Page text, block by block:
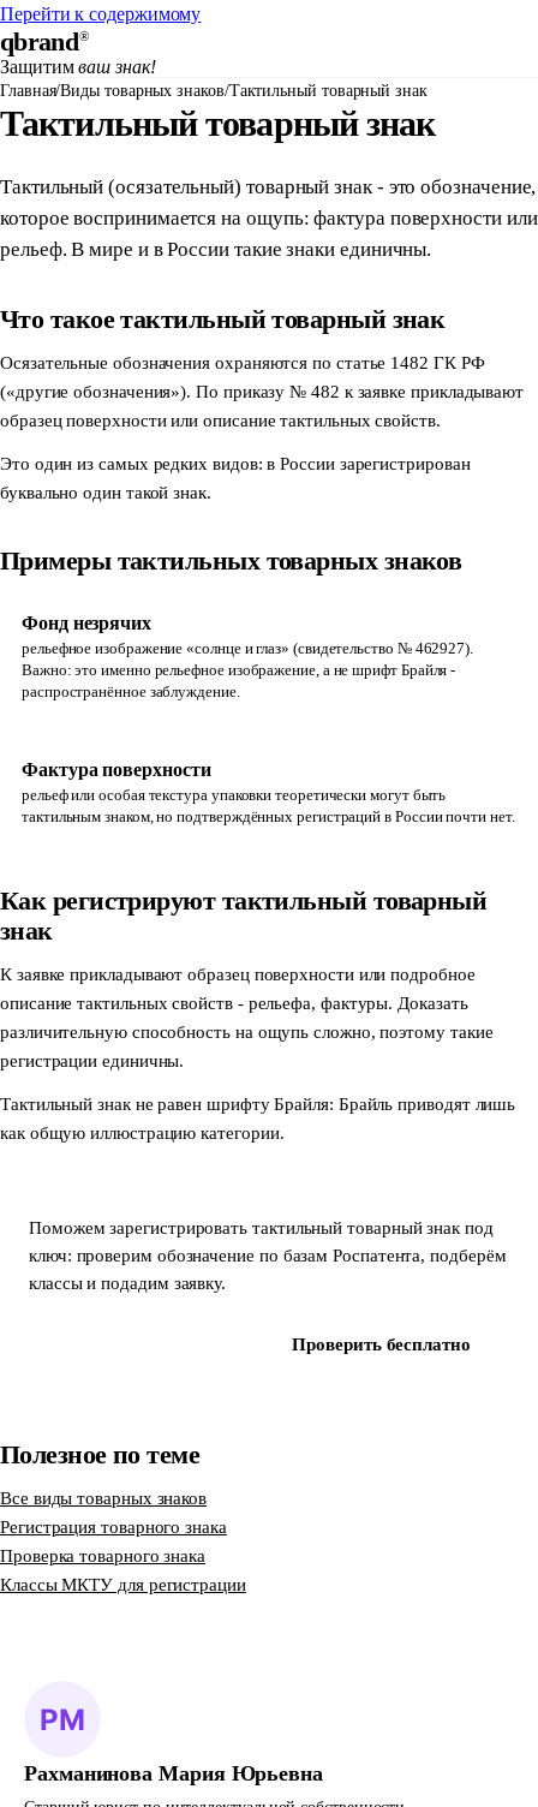
Перейти к содержимому
qbrand®
Защитимваш знак!
Главная/Виды товарных знаков/Тактильный товарный знак
Тактильный товарный знак
Тактильный (осязательный) товарный знак - это обозначение,
которое воспринимается на ощупь: фактура поверхности или
рельеф. В мире и в России такие знаки единичны.
Что такое тактильный товарный знак
Осязательные обозначения охраняются по статье 1482 ГК РФ
(«другие обозначения»). По приказу № 482 к заявке прикладывают
образец поверхности или описание тактильных свойств.
Это один из самых редких видов: в России зарегистрирован
буквально один такой знак.
Примеры тактильных товарных знаков
Фонд незрячих
рельефное изображение «солнце и глаз» (свидетельство № 462927).
Важно: это именно рельефное изображение, а не шрифт Брайля -
распространённое заблуждение.
Фактура поверхности
рельеф или особая текстура упаковки теоретически могут быть
тактильным знаком, но подтверждённых регистраций в России почти нет.
Как регистрируют тактильный товарный
знак
К заявке прикладывают образец поверхности или подробное
описание тактильных свойств - рельефа, фактуры. Доказать
различительную способность на ощупь сложно, поэтому такие
регистрации единичны.
Тактильный знак не равен шрифту Брайля: Брайль приводят лишь
как общую иллюстрацию категории.
Поможем зарегистрировать тактильный товарный знак под
ключ: проверим обозначение по базам Роспатента, подберём
классы и подадим заявку.
Проверить бесплатно
Полезное по теме
Все виды товарных знаков
Регистрация товарного знака
Проверка товарного знака
Классы МКТУ для регистрации
Рахманинова Мария Юрьевна